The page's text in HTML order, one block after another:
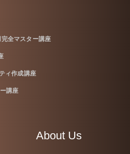
全マスター講座
ィ作成講座
講座
About Us